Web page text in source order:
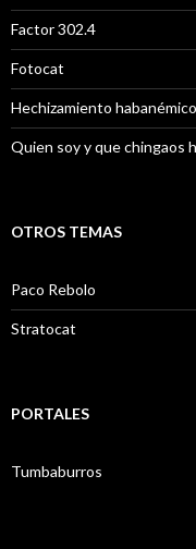
Factor 302.4
Fotocat
Hechizamiento habanémico
Quien soy y que chingaos
OTROS TEMAS
Paco Rebolo
Stratocat
PORTALES
Tumbaburros